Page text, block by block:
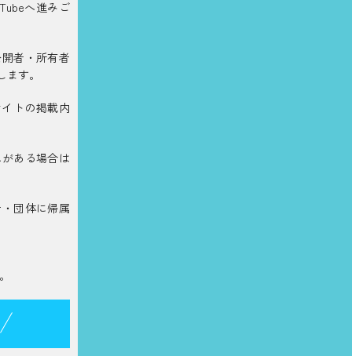
へ進みご
者・所有者
す。
トの掲載内
ある場合は
団体に帰属